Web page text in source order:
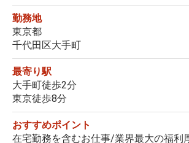
勤務地
東京都
千代田区大手町
最寄り駅
大手町徒歩2分
東京徒歩8分
おすすめポイント
在宅勤務を含むお仕事/業界最大の福利